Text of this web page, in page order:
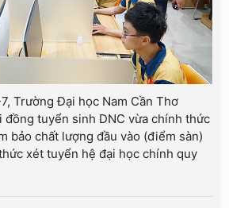
Trường Đại học Nam Cần Thơ
đồng tuyển sinh DNC vừa chính thức
bảo chất lượng đầu vào (điểm sàn)
xét tuyển hệ đại học chính quy